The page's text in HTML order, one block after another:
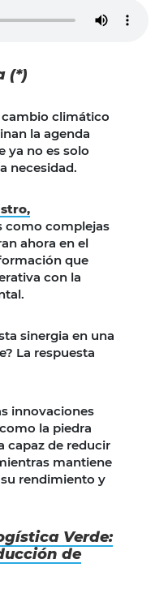
(*)
climático
la agenda
ya no es solo
necesidad.
como complejas
ahora en el
que
con la
sinergia en una
La respuesta
innovaciones
la piedra
capaz de reducir
mantiene
rendimiento y
Verde:
de